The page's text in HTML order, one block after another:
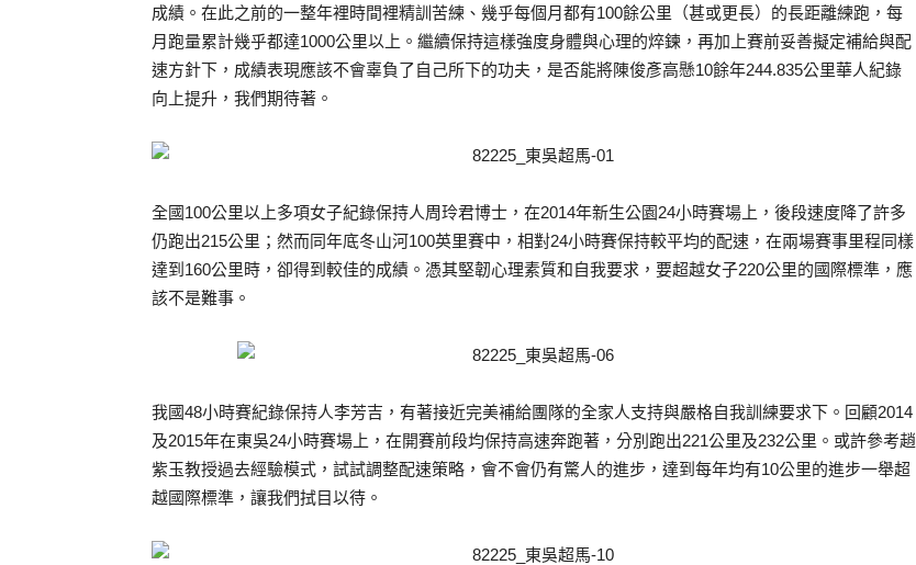
成績。在此之前的一整年裡時間裡精訓苦練、幾乎每個月都有100餘公里（甚或更長）的長距離練跑，每
月跑量累計幾乎都達1000公里以上。繼續保持這樣強度身體與心理的焠鍊，再加上賽前妥善擬定補給與配
速方針下，成績表現應該不會辜負了自己所下的功夫，是否能將陳俊彥高懸10餘年244.835公里華人紀錄
向上提升，我們期待著。
全國100公里以上多項女子紀錄保持人周玲君博士，在2014年新生公園24小時賽場上，後段速度降了許多
仍跑出215公里；然而同年底冬山河100英里賽中，相對24小時賽保持較平均的配速，在兩場賽事里程同樣
達到160公里時，卻得到較佳的成績。憑其堅韌心理素質和自我要求，要超越女子220公里的國際標準，應
該不是難事。
我國48小時賽紀錄保持人李芳吉，有著接近完美補給團隊的全家人支持與嚴格自我訓練要求下。回顧2014
及2015年在東吳24小時賽場上，在開賽前段均保持高速奔跑著，分別跑出221公里及232公里。或許參考趙
紫玉教授過去經驗模式，試試調整配速策略，會不會仍有驚人的進步，達到每年均有10公里的進步一舉超
越國際標準，讓我們拭目以待。